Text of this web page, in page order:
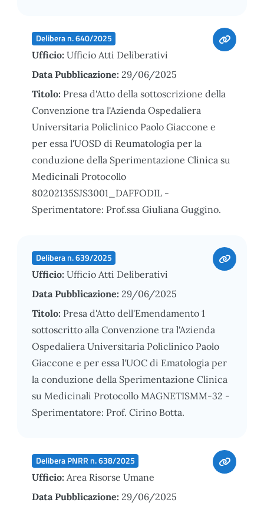
Delibera n. 640/2025
Ufficio: Ufficio Atti Deliberativi
Data Pubblicazione: 29/06/2025
Titolo: Presa d'Atto della sottoscrizione della
Convenzione tra l'Azienda Ospedaliera
Universitaria Policlinico Paolo Giaccone e
per essa l'UOSD di Reumatologia per la
conduzione della Sperimentazione Clinica su
Medicinali Protocollo
80202135SJS3001_DAFFODIL -
Sperimentatore: Prof.ssa Giuliana Guggino.
Delibera n. 639/2025
Ufficio: Ufficio Atti Deliberativi
Data Pubblicazione: 29/06/2025
Titolo: Presa d'Atto dell'Emendamento 1
sottoscritto alla Convenzione tra l'Azienda
Ospedaliera Universitaria Policlinico Paolo
Giaccone e per essa l'UOC di Ematologia per
la conduzione della Sperimentazione Clinica
su Medicinali Protocollo MAGNETISMM-32 -
Sperimentatore: Prof. Cirino Botta.
Delibera PNRR n. 638/2025
Ufficio: Area Risorse Umane
Data Pubblicazione: 29/06/2025